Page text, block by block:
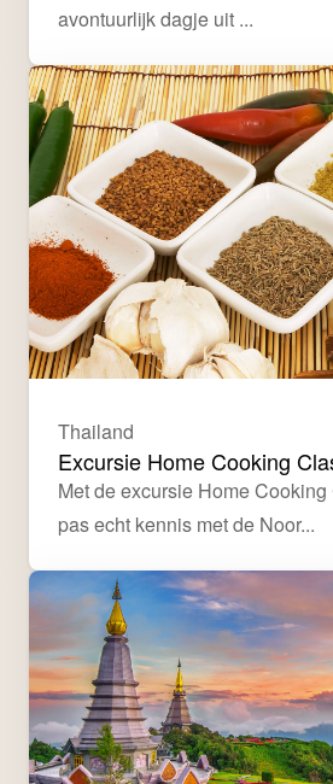
avontuurlijk dagje uit ...
Thailand
Excursie Home Cooking
Met de excursie Home
pas echt kennis met de Noor...